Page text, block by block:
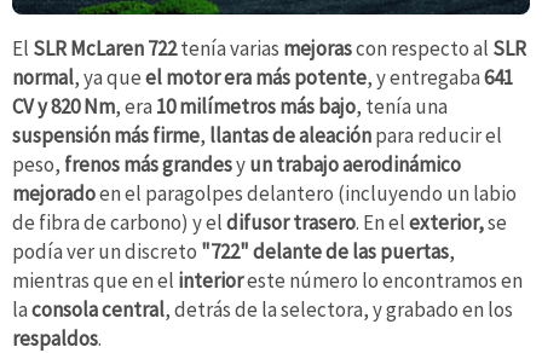
El SLR McLaren 722tenía varias mejorascon respecto al SLR
normal, ya queel motor era más potente, y entregaba641
CVy 820 Nm, era 10 milímetros más bajo, tenía una
suspensión más firme, llantas de aleaciónpara reducir el
peso, frenos más grandesyun trabajo aerodinámico
mejoradoen el paragolpes delantero (incluyendo un labio
de fibra de carbono) y eldifusor trasero. En elexterior,se
podía ver un discreto "722" delante de las puertas,
mientras que en el interioreste número lo encontramos en
laconsola central, detrás de la selectora, y grabado en los
respaldos.